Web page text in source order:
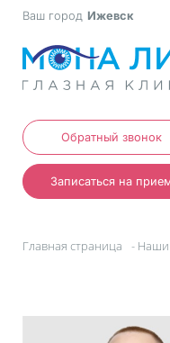
Ваш город Ижевск
Обратный звонок
Записаться на
Главная страница - Наши